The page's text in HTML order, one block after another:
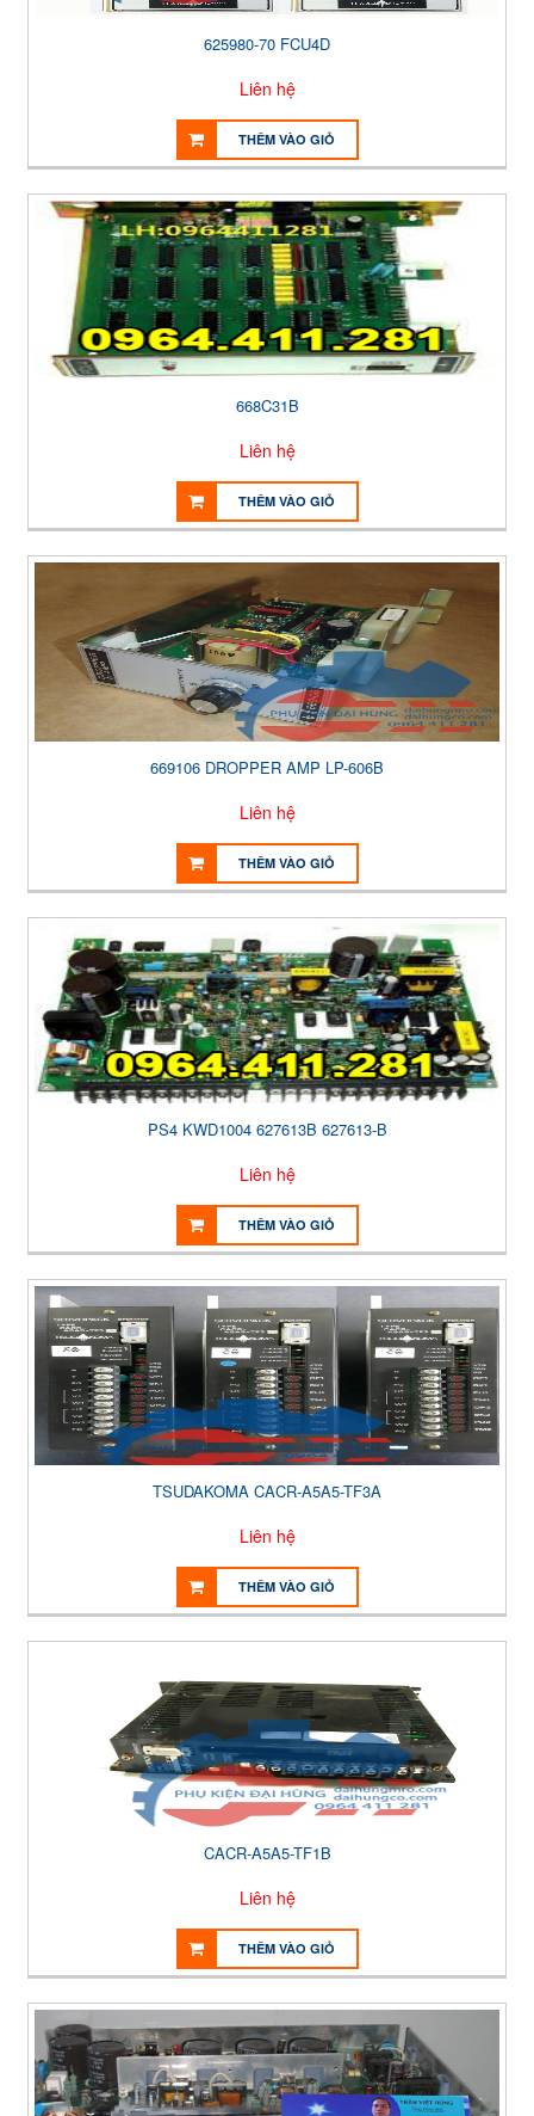
625980-70 FCU4D
Liên hệ
THÊM VÀO GIỎ
668C31B
Liên hệ
THÊM VÀO GIỎ
669106 DROPPER AMP LP-606B
Liên hệ
THÊM VÀO GIỎ
PS4 KWD1004 627613B 627613-B
Liên hệ
THÊM VÀO GIỎ
TSUDAKOMA CACR-A5A5-TF3A
Liên hệ
THÊM VÀO GIỎ
CACR-A5A5-TF1B
Liên hệ
THÊM VÀO GIỎ